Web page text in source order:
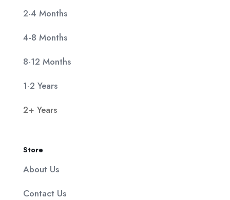
2-4 Months
4-8 Months
8-12 Months
1-2 Years
2+ Years
Store
About Us
Contact Us